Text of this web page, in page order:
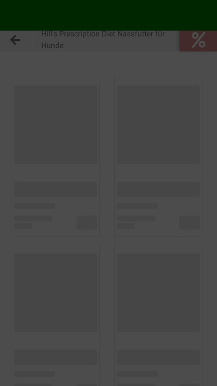
Hill's Prescription Diet Nassfutter für
Hunde